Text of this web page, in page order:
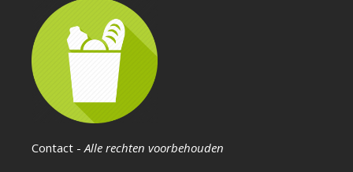
Contact - Alle rechten voorbehouden